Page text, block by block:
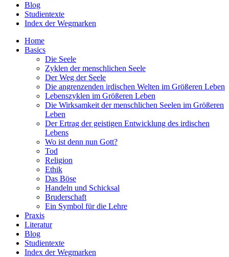
Blog
Studientexte
Index der Wegmarken
Home
Basics
Die Seele
Zyklen der menschlichen Seele
Der Weg der Seele
Die angrenzenden irdischen Welten im Größeren Leben
Lebenszyklen im Größeren Leben
Die Wirksamkeit der menschlichen Seelen im Größeren
Leben
Der Ertrag der geistigen Entwicklung des irdischen
Lebens
Wo ist denn nun Gott?
Tod
Religion
Ethik
Das Böse
Handeln und Schicksal
Bruderschaft
Ein Symbol für die Lehre
Praxis
Literatur
Blog
Studientexte
Index der Wegmarken